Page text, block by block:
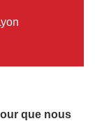
que nous